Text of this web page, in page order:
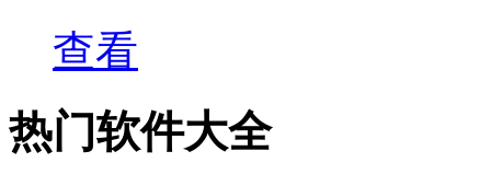
查看
热门软件大全